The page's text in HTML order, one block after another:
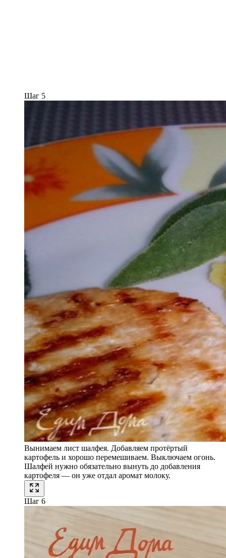
Шаг 5
Вынимаем лист шалфея. Добавляем протёртый
картофель и хорошо перемешиваем. Выключаем огонь.
Шалфей нужно обязательно вынуть до добавления
картофеля — он уже отдал аромат молоку.
Шаг 6